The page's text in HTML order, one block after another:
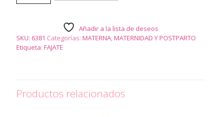
SOPORTE
Añadir a la lista de deseos
SKU: 6381 Categorías: MATERNA,MATERNIDAD Y POSTPARTO
Etiqueta: FAJATE
Productos relacionados